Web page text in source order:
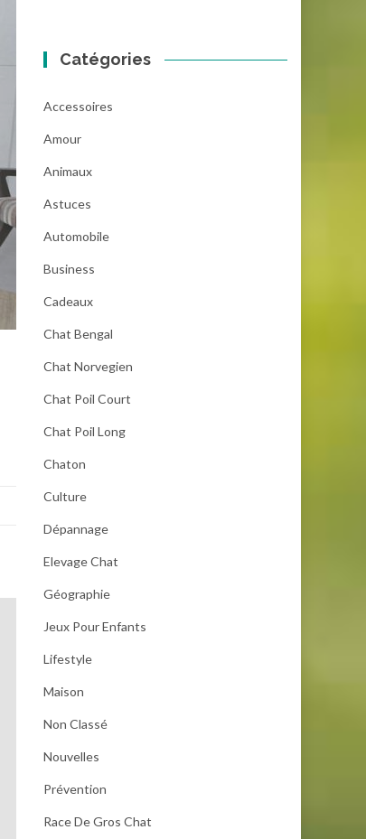
Catégories
Accessoires
Amour
Animaux
Astuces
Automobile
Business
Cadeaux
Chat Bengal
Chat Norvegien
Chat Poil Court
Chat Poil Long
Chaton
Culture
Dépannage
Elevage Chat
Géographie
Jeux Pour Enfants
Lifestyle
Maison
Non Classé
Nouvelles
Prévention
Race De Gros Chat